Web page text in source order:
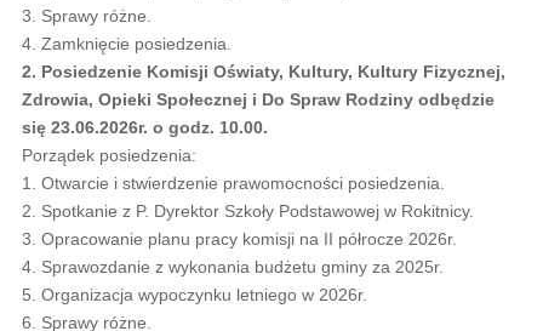
3. Sprawy różne.
4. Zamknięcie posiedzenia.
2. Posiedzenie Komisji Oświaty, Kultury, Kultury Fizycznej,
Zdrowia, Opieki Społecznej i Do Spraw Rodziny odbędzie
się 23.06.2026r. o godz. 10.00.
Porządek posiedzenia:
1. Otwarcie i stwierdzenie prawomocności posiedzenia.
2. Spotkanie z P. Dyrektor Szkoły Podstawowej w Rokitnicy.
3. Opracowanie planu pracy komisji na II półrocze 2026r.
4. Sprawozdanie z wykonania budżetu gminy za 2025r.
5. Organizacja wypoczynku letniego w 2026r.
6. Sprawy różne.